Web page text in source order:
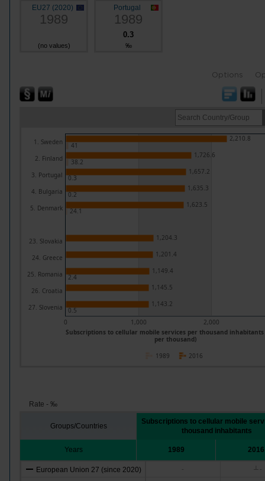
EU27 (2020)
1989
(no values)
Portugal
1989
0.3
‰
Options
Subscriptions to cellular mobile services per thousand inhabitants
per thousand)
0 1,000 2,000
1. Sweden
2. Finland
3. Portugal
4. Bulgaria
5. Denmark
23. Slovakia
24. Greece
25. Romania
26. Croatia
27. Slovenia
2,210.8
1,726.6
1,657.2
1,635.3
1,623.5
1,204.3
1,201.4
1,149.4
1,145.5
1,143.2
41
38.2
0.3
0.2
24.1
2.4
0.5
2016
1989
Rate - ‰
Groups/Countries
Subscriptions to cellular mobile
thousand inhabitants
Years 1989 2016
European Union 27 (since 2020) - ┴ -